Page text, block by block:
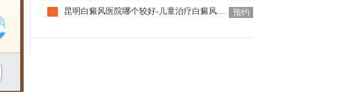
·
昆明白癜风医院哪个较好-儿童治疗白癜风需要更谨慎吗 预约